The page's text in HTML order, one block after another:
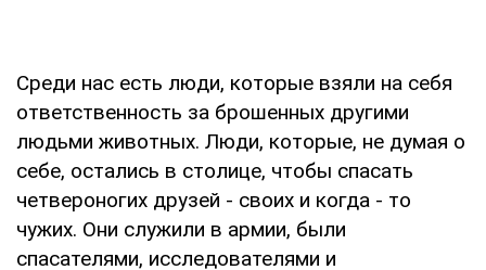
Среди нас есть люди, которые взяли на себя
ответственность за брошенных другими
людьми животных. Люди, которые, не думая о
себе, остались в столице, чтобы спасать
четвероногих друзей - своих и когда - то
чужих. Они служили в армии, были
спасателями, исследователями и